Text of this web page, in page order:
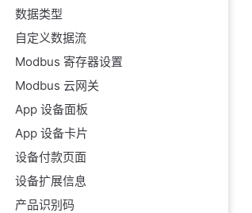
数据类型
自定义数据流
Modbus 寄存器设置
Modbus 云网关
App 设备面板
App 设备卡片
设备付款页面
设备扩展信息
产品识别码